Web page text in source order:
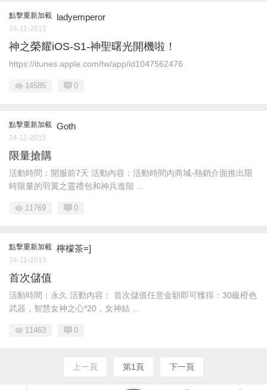
點擊重新加載 ladyemperor
24-11-2015
神之榮耀iOS-S1-神聖曙光開機啦！
https://itunes.apple.com/tw/app/id1047562476
14585 0
點擊重新加載 Goth
24-11-2015
限量搶購
活動時間：開服前7天 活動內容：活動時間內商城-熱銷介面推出限
時限量的羽翼之靈禮包和神兵進階 ...
11769 0
點擊重新加載 檸檬茶=]
24-11-2015
首次儲值
活動時間：永久 活動內容： 首次儲值任意金額即可獲得：30級橙色
武器，智慧女神之心*20，女神結 ...
11463 0
上一頁 第1頁 下一頁